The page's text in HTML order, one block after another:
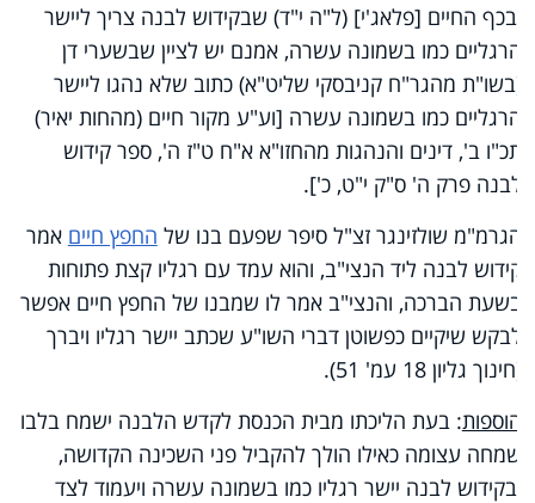
ובכף החיים [פלאג'י] (ל"ה י"ד) שבקידוש לבנה צריך ליישר
הרגליים כמו בשמונה עשרה, אמנם יש לציין שבשערי דן
(בשו"ת מהגר"ח קניבסקי שליט"א) כתוב שלא נהגו ליישר
הרגליים כמו בשמונה עשרה [וע"ע מקור חיים (מהחות יאיר)
תכ"ו ב', דינים והנהגות מהחזו"א א"ח ט"ז ה', ספר קידוש
לבנה פרק ה' ס"ק י"ט, כ'].
הגרמ"מ שולזינגר זצ"ל סיפר שפעם בנו של החפץ חיים אמר
קידוש לבנה ליד הנצי"ב, והוא עמד עם רגליו קצת פתוחות
בשעת הברכה, והנצי"ב אמר לו שמבנו של החפץ חיים אפשר
לבקש שיקיים כפשוטן דברי השו"ע שכתב יישר רגליו ויברך
(חינוך גליון 18 עמ' 51).
הוספות: בעת הליכתו מבית הכנסת לקדש הלבנה ישמח בלבו
שמחה עצומה כאילו הולך להקביל פני השכינה הקדושה,
ובקידוש לבנה יישר רגליו כמו בשמונה עשרה ויעמוד לצד